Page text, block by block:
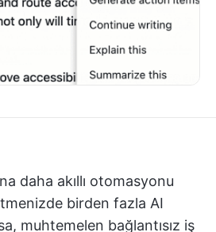
daha akıllı otomasyonu
birden fazla AI
muhtemelen bağlantısız iş